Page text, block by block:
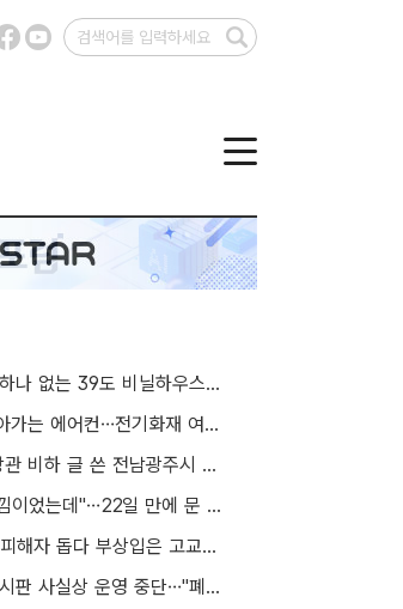
[르포] 선풍기 하나 없는 39도 비닐하우스…이주노동자의 '악몽같은 폭염'
쉴 틈 없이 돌아가는 에어컨…전기화재 여름철에 몰린다
숨진 여성 소방관 비하 글 쓴 전남광주시 공무원 입건
"친구 잃은 느낌이었는데"…22일 만에 문 연 홈플러스 가보니[TF현장]
'장윤기 사건' 피해자 돕다 부상입은 고교생 의상자 인정
울릉군 자유게시판 사실상 운영 중단…"폐쇄" vs "소통창구 지켜야"